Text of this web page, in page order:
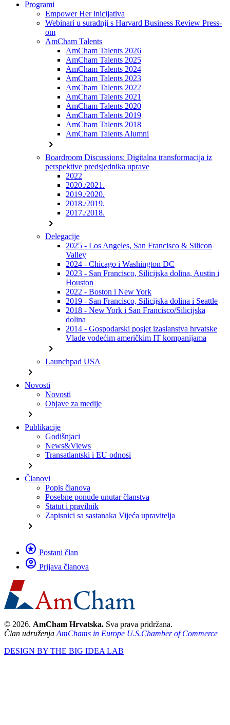
Programi
Empower Her inicijativa
Webinari u suradnji s Harvard Business Review Press-
om
AmCham Talents
AmCham Talents 2026
AmCham Talents 2025
AmCham Talents 2024
AmCham Talents 2023
AmCham Talents 2022
AmCham Talents 2021
AmCham Talents 2020
AmCham Talents 2019
AmCham Talents 2018
AmCham Talents Alumni
chevron_right
Boardroom Discussions: Digitalna transformacija iz
perspektive predsjednika uprave
2022
2020./2021.
2019./2020.
2018./2019.
2017./2018.
chevron_right
Delegacije
2025 - Los Angeles, San Francisco & Silicon
Valley
2024 - Chicago i Washington DC
2023 - San Francisco, Silicijska dolina, Austin i
Houston
2022 - Boston i New York
2019 - San Francisco, Silicijska dolina i Seattle
2018 - New York i San Francisco/Silicijska
dolina
2014 - Gospodarski posjet izaslanstva hrvatske
Vlade vodećim američkim IT kompanijama
chevron_right
Launchpad USA
chevron_right
Novosti
Novosti
Objave za medije
chevron_right
Publikacije
Godišnjaci
News&Views
Transatlantski i EU odnosi
chevron_right
Članovi
Popis članova
Posebne ponude unutar članstva
Statut i pravilnik
Zapisnici sa sastanaka Vijeća upravitelja
chevron_right
stars Postani član
account_circle Prijava članova
© 2026. AmCham Hrvatska. Sva prava pridržana.
Član udruženja AmChams in Europe U.S.Chamber of Commerce
DESIGN BY THE BIG IDEA LAB